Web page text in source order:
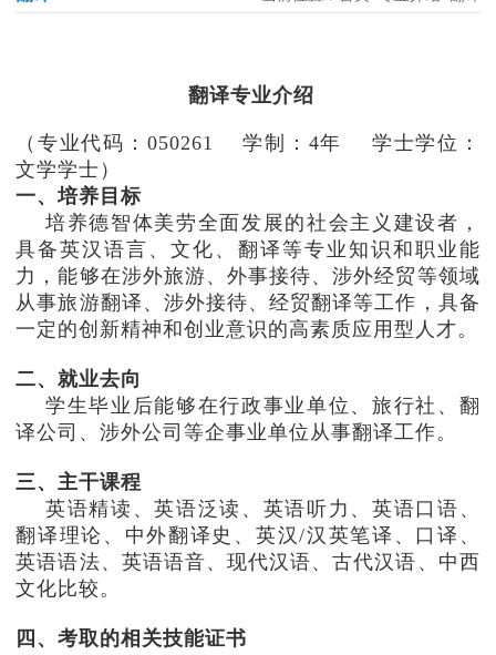
学生工作
招生就业
合作交流
联系我们
学院官网
翻译专业介绍
（专业代码：050261 学制：4年 学士学位：
文学学士）
一、培养目标
培养德智体美劳全面发展的社会主义建设者，
具备英汉语言、文化、翻译等专业知识和职业能
力，能够在涉外旅游、外事接待、涉外经贸等领域
从事旅游翻译、涉外接待、经贸翻译等工作，具备
一定的创新精神和创业意识的高素质应用型人才。
二、就业去向
学生毕业后能够在行政事业单位、旅行社、翻
译公司、涉外公司等企事业单位从事翻译工作。
三、主干课程
英语精读、英语泛读、英语听力、英语口语、
翻译理论、中外翻译史、英汉/汉英笔译、口译、
英语语法、英语语音、现代汉语、古代汉语、中西
文化比较。
四、考取的相关技能证书